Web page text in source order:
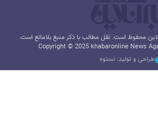
محفوظ است. نقل مطالب با ذکر منبع بلامانع است.
Copyright © 2025 khabaronline News
طراحی و تولید: نستوه